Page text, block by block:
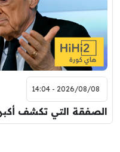
2026/08/08 - 14:04
الصفقة التي تكشف